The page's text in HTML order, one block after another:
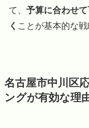
て、 予算に合わせ
く ことが基本的な戦
名古屋市中川区
ングが有効な理